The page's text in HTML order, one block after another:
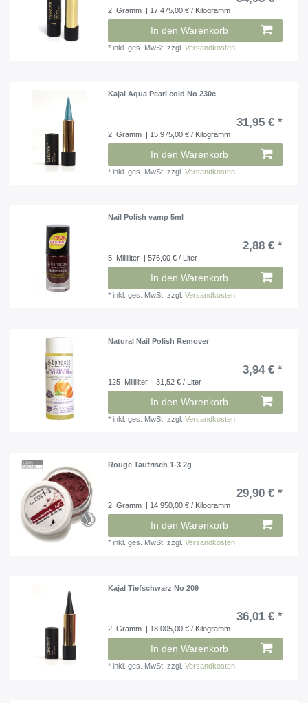
2 Gramm | 17.475,00 € / Kilogramm
In den Warenkorb
*inkl. ges. MwSt. zzgl.Versandkosten
Kajal Aqua Pearl cold No 230c
31,95 € *
2 Gramm | 15.975,00 € / Kilogramm
In den Warenkorb
*inkl. ges. MwSt. zzgl.Versandkosten
Nail Polish vamp 5ml
2,88 € *
5 Milliliter | 576,00 € / Liter
In den Warenkorb
*inkl. ges. MwSt. zzgl.Versandkosten
Natural Nail Polish Remover
3,94 € *
125 Milliliter | 31,52 € / Liter
In den Warenkorb
*inkl. ges. MwSt. zzgl.Versandkosten
Rouge Taufrisch 1-3 2g
29,90 € *
2 Gramm | 14.950,00 € / Kilogramm
In den Warenkorb
*inkl. ges. MwSt. zzgl.Versandkosten
Kajal Tiefschwarz No 209
36,01 € *
2 Gramm | 18.005,00 € / Kilogramm
In den Warenkorb
*inkl. ges. MwSt. zzgl.Versandkosten